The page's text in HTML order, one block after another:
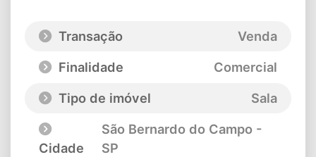
Transação
Venda
Finalidade
Comercial
Tipo de imóvel
Sala
Cidade
São Bernardo do Campo -
SP